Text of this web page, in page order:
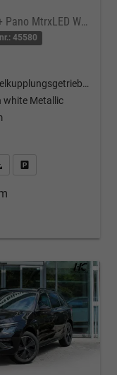
Monte Carlo 1.5 DSG AHK AssistentP+ Pano MtrxLED Winter-Premium SafetyP
45580
Doppelkupplungsgetriebe (DSG)
white Metallic
& Angebot anfordern
PDF-Datei, Fahrzeugexposé